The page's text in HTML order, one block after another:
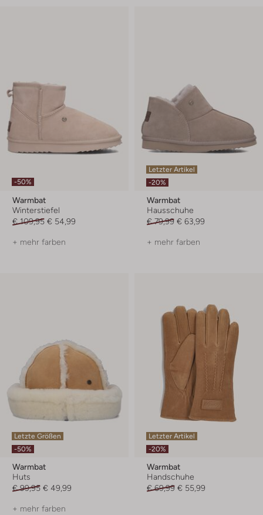
-50%
Warmbat
Winterstiefel
€ 109,95 € 54,99
+ mehr farben
Letzter Artikel
-20%
Warmbat
Hausschuhe
€ 79,99 € 63,99
+ mehr farben
Letzte Größen
-50%
Warmbat
Huts
€ 99,95 € 49,99
+ mehr farben
Letzter Artikel
-20%
Warmbat
Handschuhe
€ 69,99 € 55,99